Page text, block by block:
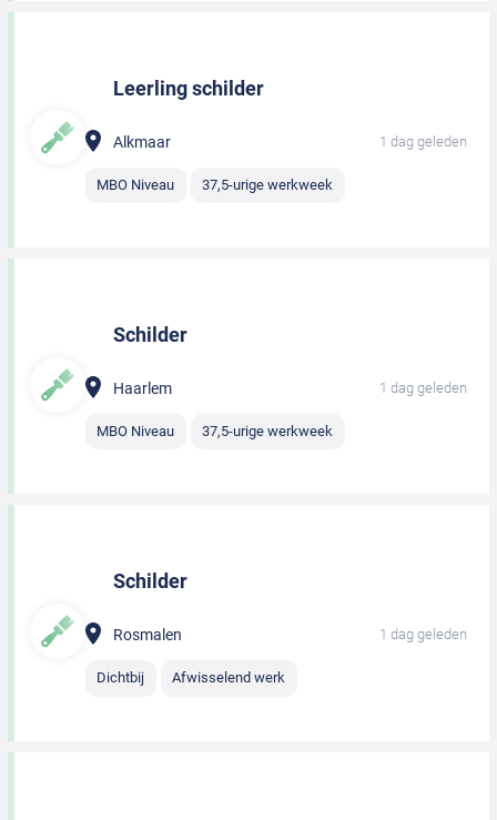
Leerling schilder
Alkmaar 1 dag geleden
MBO Niveau 37,5-urige werkweek
Schilder
Haarlem 1 dag geleden
MBO Niveau 37,5-urige werkweek
Schilder
Rosmalen 1 dag geleden
Dichtbij Afwisselend werk